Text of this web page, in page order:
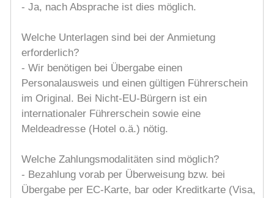
- Ja, nach Absprache ist dies möglich.
Welche Unterlagen sind bei der Anmietung
erforderlich?
- Wir benötigen bei Übergabe einen
Personalausweis und einen gültigen Führerschein
im Original. Bei Nicht-EU-Bürgern ist ein
internationaler Führerschein sowie eine
Meldeadresse (Hotel o.ä.) nötig.
Welche Zahlungsmodalitäten sind möglich?
- Bezahlung vorab per Überweisung bzw. bei
Übergabe per EC-Karte, bar oder Kreditkarte (Visa,